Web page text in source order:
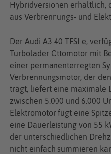
Hybridversionen erhältlich,
aus Verbrennungs- und
Der Audi A3 40 TFSI e,
Turbolader Ottomotor mit
einer permanenterregten
Verbrennungsmotor, der
trägt, liefert eine maximale
zwischen 5.000 und 6.000
Elektromotor fügt eine
eine Dauerleistung von 55
der unterschiedlichen
nicht einfach summieren